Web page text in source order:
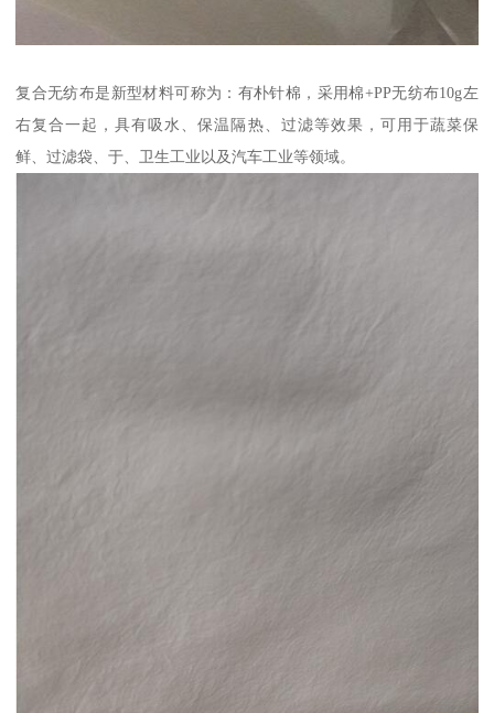
复合无纺布是新型材料可称为：有朴针棉，采用棉+PP无纺布10g左
右复合一起，具有吸水、保温隔热、过滤等效果，可用于蔬菜保
鲜、过滤袋、于、卫生工业以及汽车工业等领域。